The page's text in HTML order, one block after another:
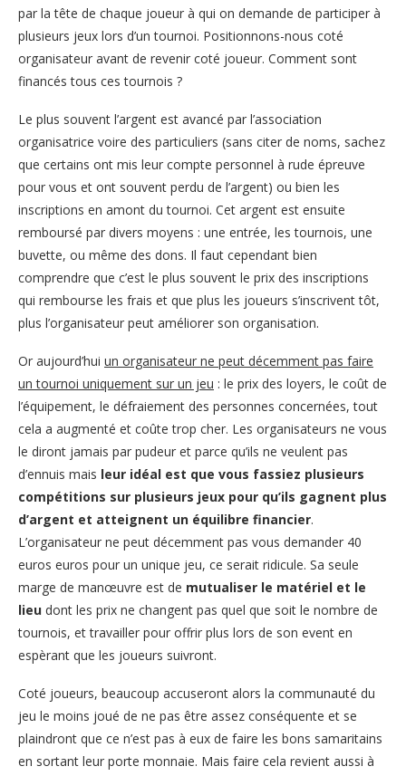
par la tête de chaque joueur à qui on demande de participer à
plusieurs jeux lors d’un tournoi. Positionnons-nous coté
organisateur avant de revenir coté joueur. Comment sont
financés tous ces tournois ?
Le plus souvent l’argent est avancé par l’association
organisatrice voire des particuliers (sans citer de noms, sachez
que certains ont mis leur compte personnel à rude épreuve
pour vous et ont souvent perdu de l’argent) ou bien les
inscriptions en amont du tournoi. Cet argent est ensuite
remboursé par divers moyens : une entrée, les tournois, une
buvette, ou même des dons. Il faut cependant bien
comprendre que c’est le plus souvent le prix des inscriptions
qui rembourse les frais et que plus les joueurs s’inscrivent tôt,
plus l’organisateur peut améliorer son organisation.
Or aujourd’hui un organisateur ne peut décemment pas faire
un tournoi uniquement sur un jeu : le prix des loyers, le coût de
l’équipement, le défraiement des personnes concernées, tout
cela a augmenté et coûte trop cher. Les organisateurs ne vous
le diront jamais par pudeur et parce qu’ils ne veulent pas
d’ennuis mais leur idéal est que vous fassiez plusieurs
compétitions sur plusieurs jeux pour qu’ils gagnent plus
d’argent et atteignent un équilibre financier.
L’organisateur ne peut décemment pas vous demander 40
euros euros pour un unique jeu, ce serait ridicule. Sa seule
marge de manœuvre est de mutualiser le matériel et le
lieu dont les prix ne changent pas quel que soit le nombre de
tournois, et travailler pour offrir plus lors de son event en
espèrant que les joueurs suivront.
Coté joueurs, beaucoup accuseront alors la communauté du
jeu le moins joué de ne pas être assez conséquente et se
plaindront que ce n’est pas à eux de faire les bons samaritains
en sortant leur porte monnaie. Mais faire cela revient aussi à